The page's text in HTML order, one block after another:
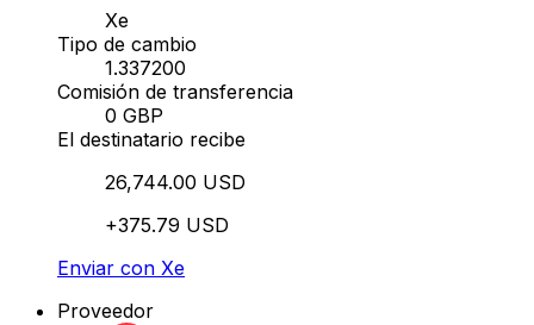
Xe
Tipo de cambio
1.337200
Comisión de transferencia
0 GBP
El destinatario recibe
26,744.00 USD
+375.79 USD
Enviar con Xe
Proveedor